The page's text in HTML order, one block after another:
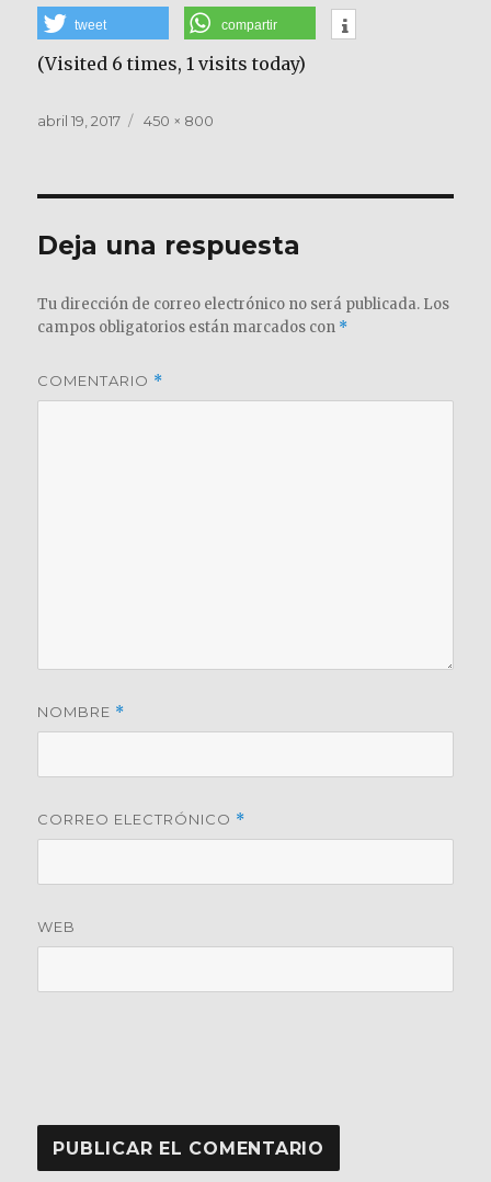
tweet compartir
(Visited 6 times, 1 visits today)
Publicado
abril 19, 2017
Tamaño
450 × 800
Deja una respuesta
Tu dirección de correo electrónico no será publicada. Los
campos obligatorios están marcados con *
COMENTARIO *
NOMBRE *
CORREO ELECTRÓNICO *
WEB